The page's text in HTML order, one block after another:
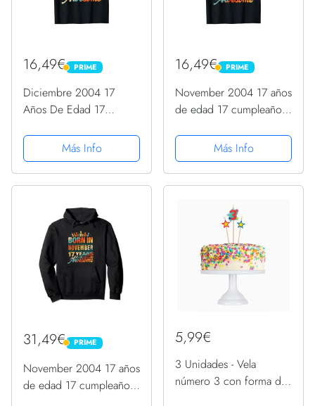
16,49€ PRIME
PRIME
Diciembre 2004 17
Años De Edad 17
Vela Gráfico Camiseta
Más Info
16,49€ PRIME
PRIME
November 2004 17 años
de edad 17 cumpleaños
CamisetaMás Info
31,49€ PRIME
PRIME
November 2004 17 años
de edad 17 cumpleaños
5,99€
3 Unidades - Vela
número 3 con forma de